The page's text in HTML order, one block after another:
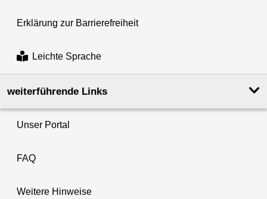
Erklärung zur Barrierefreiheit
Leichte Sprache
weiterführende Links
Unser Portal
FAQ
Weitere Hinweise